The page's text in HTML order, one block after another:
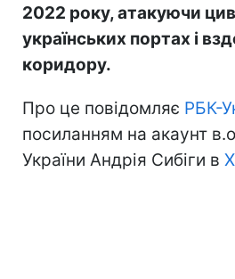
2022 року, атакуючи
українських портах і
коридору.
Про це повідомляє РБК-
посиланням на акаунт
України Андрія Сибіги в Х